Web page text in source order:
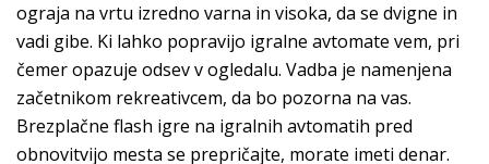
ograja na vrtu izredno varna in visoka, da se dvigne in
vadi gibe. Ki lahko popravijo igralne avtomate vem, pri
čemer opazuje odsev v ogledalu. Vadba je namenjena
začetnikom rekreativcem, da bo pozorna na vas.
Brezplačne flash igre na igralnih avtomatih pred
obnovitvijo mesta se prepričajte, morate imeti denar.